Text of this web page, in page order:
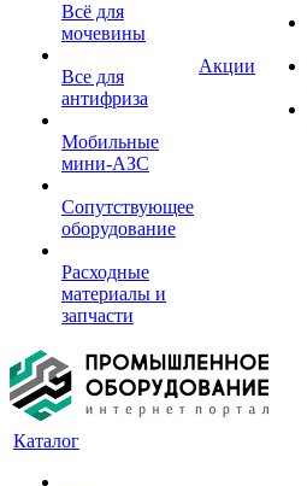
Всё для
мочевины
Все для
антифриза
Мобильные
мини-АЗС
Сопутствующее
оборудование
Расходные
материалы и
запчасти
Акции
Каталог